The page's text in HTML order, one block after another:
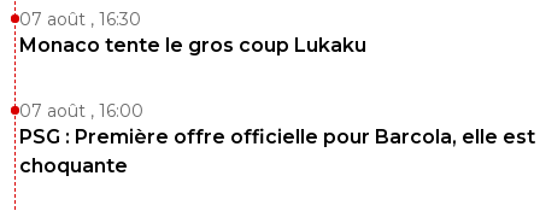
07 août , 16:30
Monaco tente le gros coup Lukaku
07 août , 16:00
PSG : Première offre officielle pour Barcola, elle est
choquante